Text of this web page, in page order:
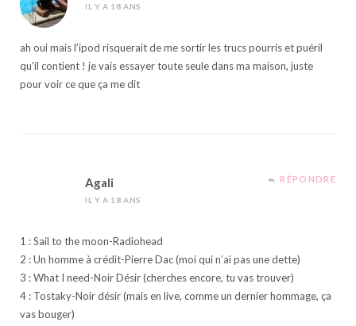
IL Y A 18 ANS
ah oui mais l’ipod risquerait de me sortir les trucs pourris et puéril
qu’il contient ! je vais essayer toute seule dans ma maison, juste
pour voir ce que ça me dit
Agali
IL Y A 18 ANS
RÉPONDRE
1 : Sail to the moon-Radiohead
2 : Un homme à crédit-Pierre Dac (moi qui n’ai pas une dette)
3 : What I need-Noir Désir (cherches encore, tu vas trouver)
4 : Tostaky-Noir désir (mais en live, comme un dernier hommage, ça
vas bouger)